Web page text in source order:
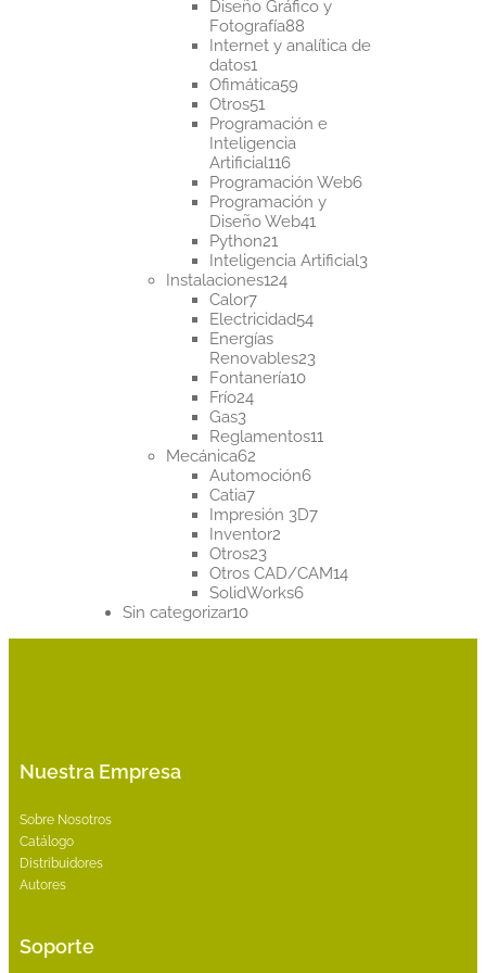
productos
Diseño Gráfico y
Fotografía8888
productos
Internet y analítica de
datos11
producto
Ofimática5959
Otros5151
productos
Programación e
Inteligencia
Artificial116116
productos
Programación Web66
Programación y
Diseño Web4141
Python2121
productos
Inteligencia Artificial33
Instalaciones124124
Calor77
productos
Electricidad5454
Energías
Renovables2323
Fontanería1010
Frío2424
Gas33
productos
Reglamentos1111
Mecánica6262
productos
Automoción66
Catia77
productos
Impresión 3D77
Inventor22
Otros2323
productos
Otros CAD/CAM1414
SolidWorks66
Sin categorizar1010
Nuestra Empresa
Sobre Nosotros
Catálogo
Distribuidores
Autores
Soporte